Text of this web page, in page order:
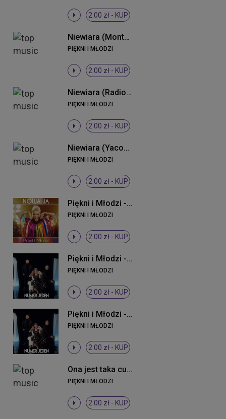
2.00 zł - KUP
Niewiara (Monteiro 2013 Remix)
PIĘKNI I MŁODZI
2.00 zł - KUP
Niewiara (Radio Edit)
PIĘKNI I MŁODZI
2.00 zł - KUP
Niewiara (Yacoop vs. K & N Remix)
PIĘKNI I MŁODZI
2.00 zł - KUP
Piękni i Młodzi - Nowa ja
PIĘKNI I MŁODZI
2.00 zł - KUP
Piękni i Młodzi - Numer jeden (Original Mix)
PIĘKNI I MŁODZI
2.00 zł - KUP
Piękni i Młodzi - Numer jeden (Original Mix)
PIĘKNI I MŁODZI
2.00 zł - KUP
Ona jest taka cudowna
PIĘKNI I MŁODZI
2.00 zł - KUP